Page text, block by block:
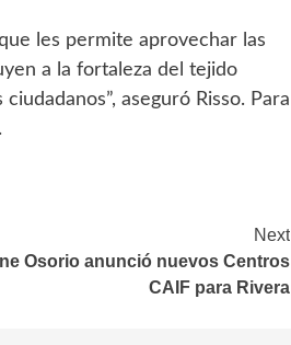
les permite aprovechar las
a la fortaleza del tejido
aseguró Risso. Para
.
Next
Osorio anunció nuevos Centros
CAIF para Rivera